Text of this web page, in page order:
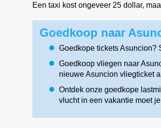
Een taxi kost ongeveer 25 dollar,
Goedkoop naar
Goedkope tickets Asuncion?
Goedkoop vliegen naar
nieuwe Asuncion vliegticket
Ontdek onze goedkope
vlucht in een vakantie moet